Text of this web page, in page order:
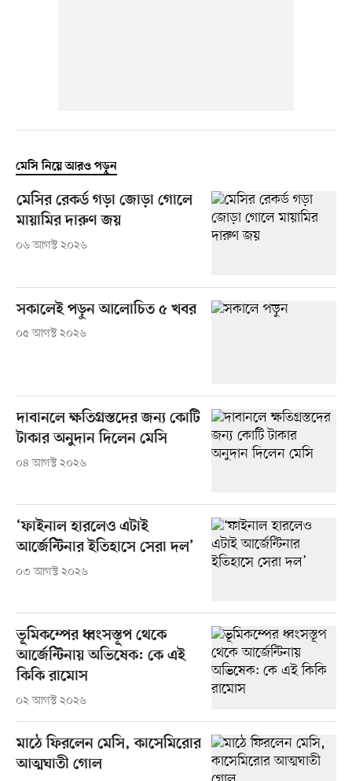
মেসি নিয়ে আরও পড়ুন
মেসির রেকর্ড গড়া জোড়া গোলে
মায়ামির দারুণ জয়
০৬ আগস্ট ২০২৬
সকালেই পড়ুন আলোচিত ৫ খবর
০৫ আগস্ট ২০২৬
দাবানলে ক্ষতিগ্রস্তদের জন্য কোটি
টাকার অনুদান দিলেন মেসি
০৪ আগস্ট ২০২৬
‘ফাইনাল হারলেও এটাই
আর্জেন্টিনার ইতিহাসে সেরা দল’
০৩ আগস্ট ২০২৬
ভূমিকম্পের ধ্বংসস্তূপ থেকে
আর্জেন্টিনায় অভিষেক: কে এই
কিকি রামোস
০২ আগস্ট ২০২৬
মাঠে ফিরলেন মেসি, কাসেমিরোর
আত্মঘাতী গোল